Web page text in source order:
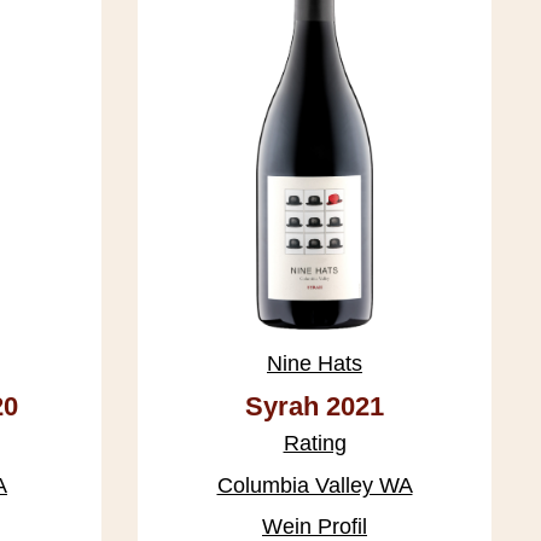
Nine Hats
Syrah 2021
Rating
Columbia Valley WA
Wein Profil